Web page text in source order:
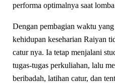
performa optimalnya saat
Dengan pembagian waktu
kehidupan keseharian Raiyan
catur nya. Ia tetap menjalani
tugas-tugas perkuliahan, lalu
beribadah, latihan catur, dan